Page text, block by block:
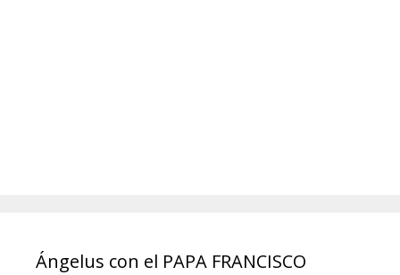
Ángelus con el PAPA FRANCISCO